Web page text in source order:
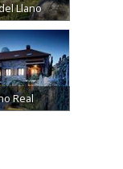
Llano
Real